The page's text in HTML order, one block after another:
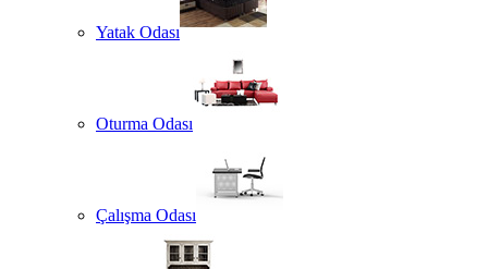
Yatak Odası
Oturma Odası
Çalışma Odası